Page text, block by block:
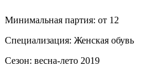
Минимальная партия: от 12
Специализация: Женская обувь
Сезон: весна-лето 2019